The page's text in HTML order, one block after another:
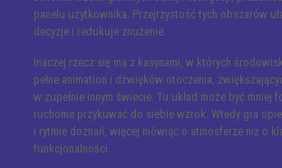
panelu użytkownika. Przejrzystość tych obszarów
decyzje i redukuje znużenie.
Inaczej rzecz się ma z kasynami, w których
pełne animation i dźwięków otoczenia,
w zupełnie innym świecie. Tu układ może być mniej
ruchome przykuwać do siebie wzrok. Wtedy gra
i rytmie doznań, więcej mówiąc o atmosferze niż o
funkcjonalności.